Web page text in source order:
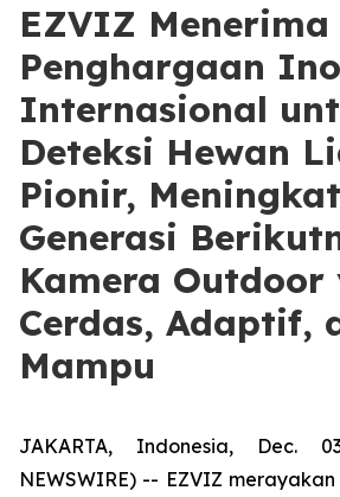
EZVIZ Menerima
Penghargaan
Internasional
Deteksi Hewan
Pionir,
Generasi
Kamera Outdoor
Cerdas, Adaptif,
Mampu
JAKARTA, Indonesia, Dec.
NEWSWIRE) -- EZVIZ